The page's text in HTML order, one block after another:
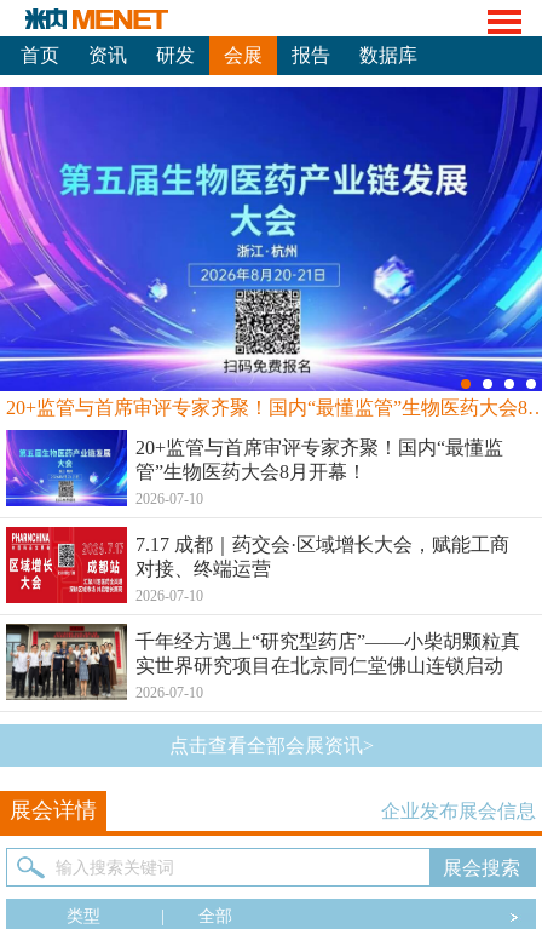
首页 资讯 研发 会展 报告 数据库
20+监管与首席审评专家齐聚！国内“最
20+监管与首席审评专家齐聚！国内“最懂监
管”生物医药大会8月开幕！
2026-07-10
7.17 成都｜药交会·区域增长大会，赋能工商
对接、终端运营
2026-07-10
千年经方遇上“研究型药店”——小柴胡颗粒真
实世界研究项目在北京同仁堂佛山连锁启动
2026-07-10
点击查看全部会展资讯>
展会详情 企业发布展会信息
类型
全部